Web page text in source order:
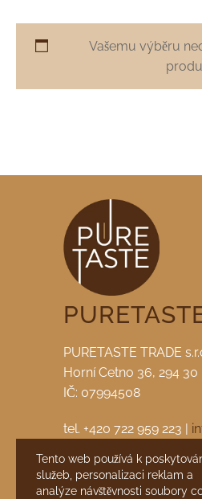
Vašemu výběru
PURETASTE TRADE
Horní Cetno 36, 294 30
IČ: 07994508
tel. +420 722 959 223 |
facebook|instagram
Obchodní podmínky
Tento web používá k
služeb, personalizaci reklam a
analýze návštěvnosti soubory